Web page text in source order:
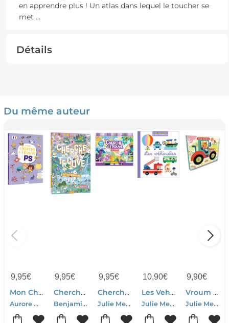
en apprendre plus ! Un atlas dans lequel le toucher se
met ...
Détails
Du même auteur
9,95€
Mon Cherche Et Trouve De Ps
Aurore Meyer-Susana Gurrea-Prisca Le Tande Ronget-Julie Mercier-Elen Lescoat-Gabriele Tafuni-Ade Pham
9,95€
Cherche Et Trouve : Extraordinaire
Benjamin Becue-Prisca Le Tande-Julie Mercier
9,95€
Cherche Et Trouve - Licornes
Julie Mercier-Marie Fargeot-Chiara Nocentini-Prisca Le Tande
10,90€
Les Vehicules
Julie Mercier
9,90€
Vroum ! Mon Tracteur
Julie Mercier